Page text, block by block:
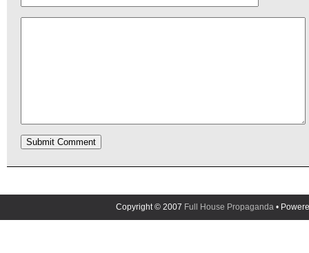
Copyright © 2007 Full House Propaganda •